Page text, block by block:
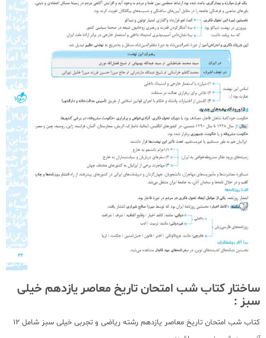
ساختار کتاب شب امتحان تاریخ معاصر یازدهم خیلی
سبز :
کتاب شب امتحان تاریخ معاصر یازدهم رشته ریاضی و تجربی خیلی سبز شامل 12